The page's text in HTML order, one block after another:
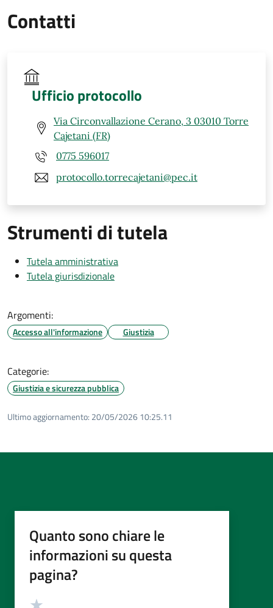
Contatti
Ufficio protocollo
Via Circonvallazione Cerano, 3 03010 Torre
Cajetani (FR)
0775 596017
protocollo.torrecajetani@pec.it
Strumenti di tutela
Tutela amministrativa
Tutela giurisdizionale
Argomenti:
Accesso all'informazione Giustizia
Categorie:
Giustizia e sicurezza pubblica
Ultimo aggiornamento: 20/05/2026 10:25.11
Quanto sono chiare le
informazioni su questa
pagina?
Valutazione